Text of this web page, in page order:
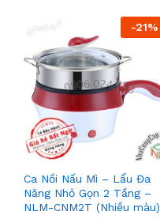
-21%
Ca Nồi Nấu Mì – Lẩu Đa
Năng Nhỏ Gọn 2 Tầng –
NLM-CNM2T (Nhiều màu)